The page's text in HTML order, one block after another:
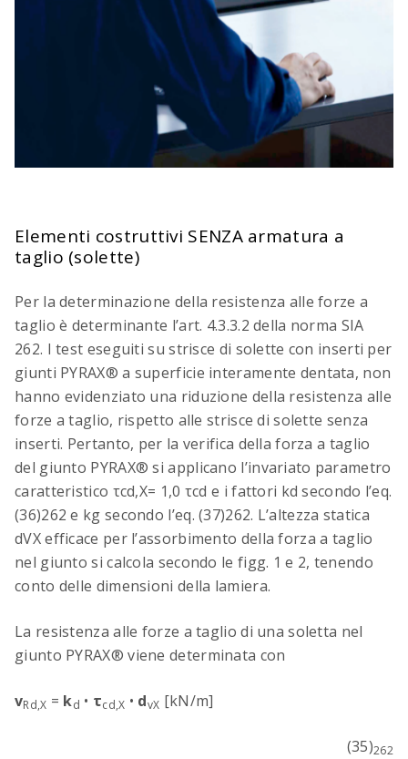
Elementi costruttivi SENZA armatura a
taglio (solette)
Per la determinazione della resistenza alle forze a
taglio è determinante l’art. 4.3.3.2 della norma SIA
262. I test eseguiti su strisce di solette con inserti per
giunti PYRAX® a superficie interamente dentata, non
hanno evidenziato una riduzione della resistenza alle
forze a taglio, rispetto alle strisce di solette senza
inserti. Pertanto, per la verifica della forza a taglio
del giunto PYRAX® si applicano l’invariato parametro
caratteristico τcd,X= 1,0 τcd e i fattori kd secondo l’eq.
(36)262 e kg secondo l’eq. (37)262. L’altezza statica
dVX efficace per l’assorbimento della forza a taglio
nel giunto si calcola secondo le figg. 1 e 2, tenendo
conto delle dimensioni della lamiera.
La resistenza alle forze a taglio di una soletta nel
giunto PYRAX® viene determinata con
vRd,X = kd • τcd,X • dvX [kN/m]
(35)262